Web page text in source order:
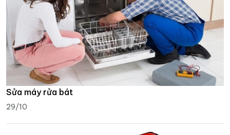
Sửa máy rửa bát
29/10